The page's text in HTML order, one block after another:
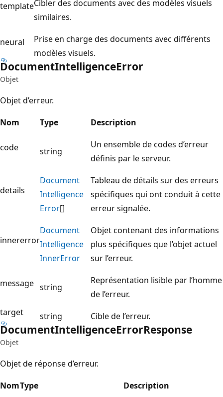
templateCibler des documents avec des modèles visuels
similaires.
neural
Prise en charge des documents avec différents
modèles visuels.
DocumentIntelligenceError
Objet
Objet d’erreur.
Nom
Type Description
code string
Un ensemble de codes d’erreur
définis par le serveur.
details
Document
Intelligence
Error[]
Tableau de détails sur des erreurs
spécifiques qui ont conduit à cette
erreur signalée.
innererror
Document
Intelligence
InnerError
Objet contenant des informations
plus spécifiques que l’objet actuel
sur l’erreur.
message string
Représentation lisible par l’homme
de l’erreur.
target
string Cible de l’erreur.
DocumentIntelligenceErrorResponse
Objet
Objet de réponse d’erreur.
NomType
Description